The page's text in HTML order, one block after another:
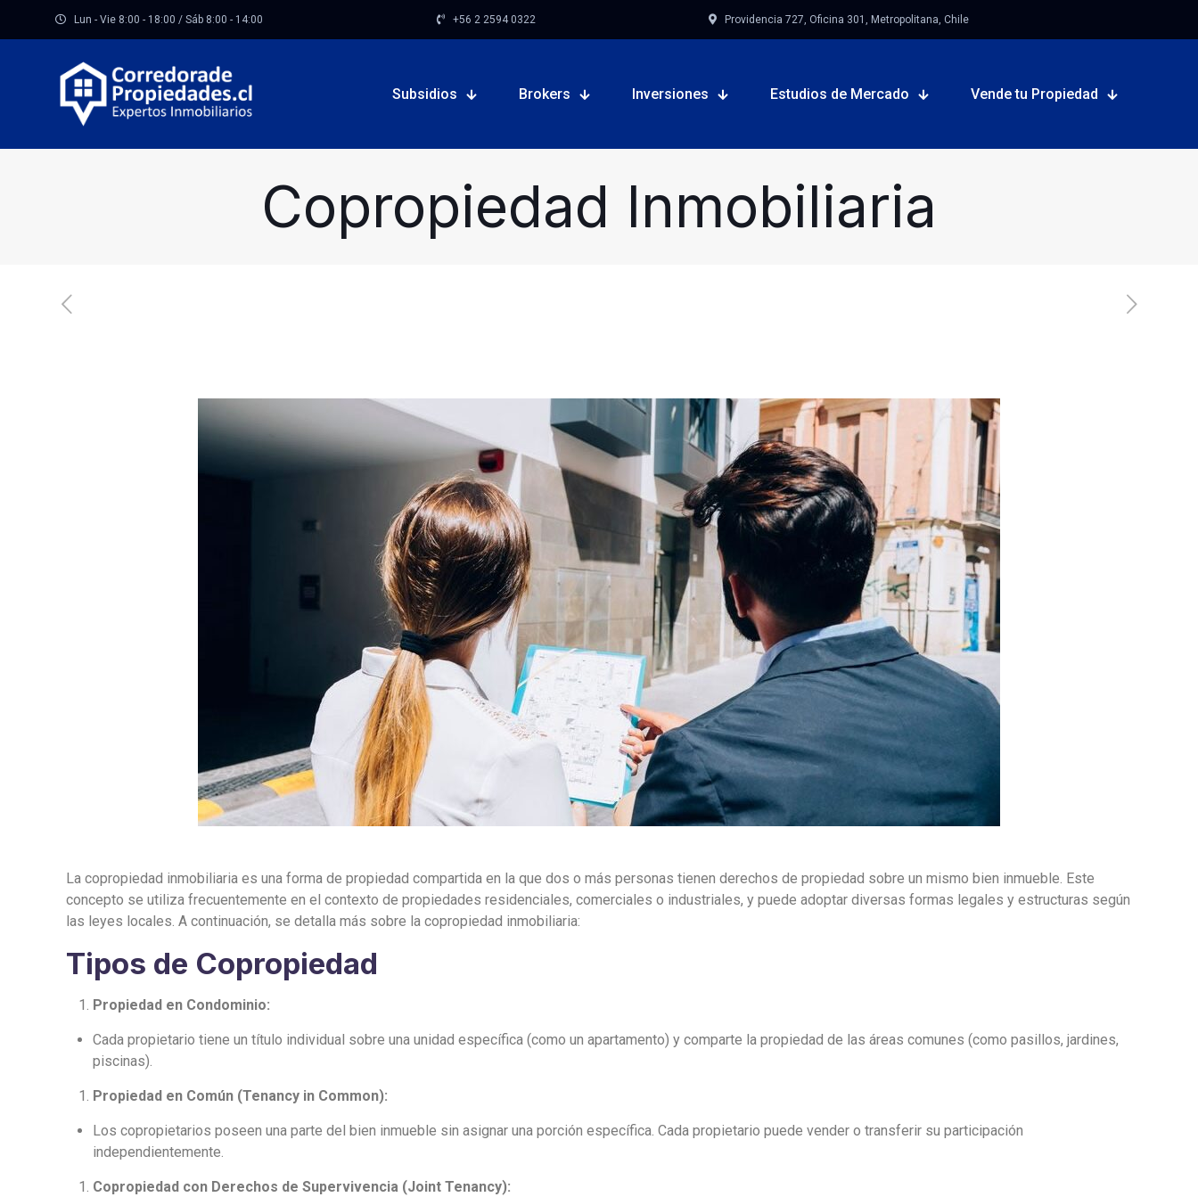
Lun - Vie 8:00 - 18:00 / Sáb 8:00 - 14:00 +56 2 2594 0322 Providencia 727, Oficina 301, Metropolitana, Chile
Subsidios Brokers Inversiones Estudios de Mercado Vende tu Propiedad
Copropiedad Inmobiliaria
La copropiedad inmobiliaria es una forma de propiedad compartida en la que dos o más personas tienen derechos de propiedad sobre un mismo bien inmueble. Este
concepto se utiliza frecuentemente en el contexto de propiedades residenciales, comerciales o industriales, y puede adoptar diversas formas legales y estructuras según
las leyes locales. A continuación, se detalla más sobre la copropiedad inmobiliaria:
Tipos de Copropiedad
Propiedad en Condominio:
Cada propietario tiene un título individual sobre una unidad específica (como un apartamento) y comparte la propiedad de las áreas comunes (como pasillos, jardines,
piscinas).
Propiedad en Común (Tenancy in Common):
Los copropietarios poseen una parte del bien inmueble sin asignar una porción específica. Cada propietario puede vender o transferir su participación
independientemente.
Copropiedad con Derechos de Supervivencia (Joint Tenancy):